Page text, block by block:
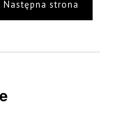
Następna strona